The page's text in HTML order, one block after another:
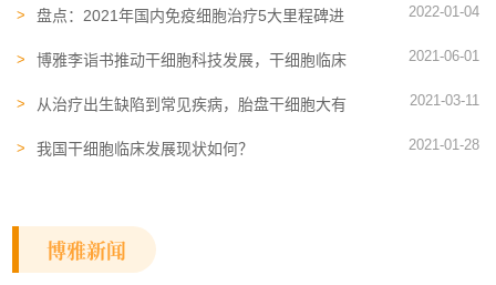
盘点：2021年国内免疫细胞治疗5大里程碑进
2022-01-04
博雅李诣书推动干细胞科技发展，干细胞临床
2021-06-01
从治疗出生缺陷到常见疾病，胎盘干细胞大有
2021-03-11
我国干细胞临床发展现状如何？ 2021-01-28
博雅新闻